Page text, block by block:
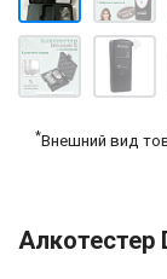
*Внешний вид
Алкотестер